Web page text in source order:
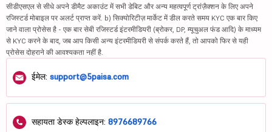
सीडीएसएल से सीधे अपने डीमैट अकाउंट में सभी डेबिट और अन्य महत्वपूर्ण ट्रांज़ैक्शन के लिए अपने
रजिस्टर्ड मोबाइल पर अलर्ट प्राप्त करें. b) सिक्योरिटीज़ मार्केट में डील करते समय KYC एक बार किए
जाने वाला प्रोसेस है - एक बार सेबी रजिस्टर्ड इंटरमीडियरी (ब्रोकर, DP, म्यूचुअल फंड आदि) के माध्यम
से KYC करने के बाद, जब आप किसी अन्य इंटरमीडियरी से संपर्क करते हैं, तो आपको फिर से यही
प्रोसेस दोहराने की आवश्यकता नहीं है.
ईमेल: support@5paisa.com
सहायता डेस्क हेल्पलाइन: 8976689766